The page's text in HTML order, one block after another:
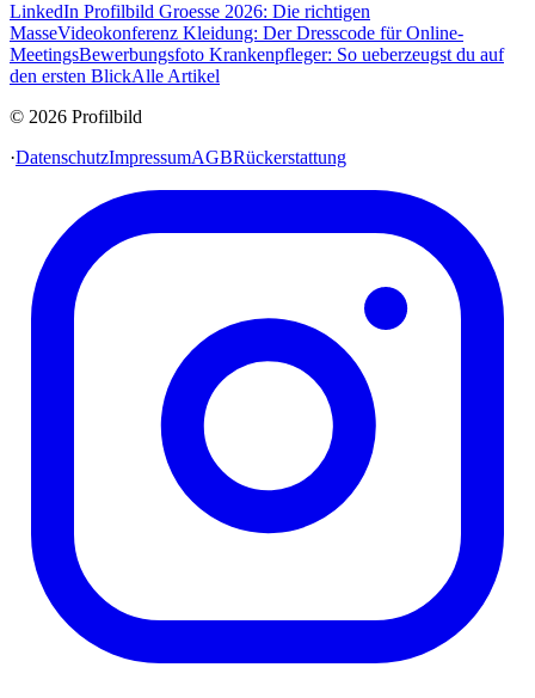
LinkedIn Profilbild Groesse 2026: Die richtigen
MasseVideokonferenz Kleidung: Der Dresscode für Online-
MeetingsBewerbungsfoto Krankenpfleger: So ueberzeugst du auf
den ersten BlickAlle Artikel
© 2026 Profilbild
·DatenschutzImpressumAGBRückerstattung